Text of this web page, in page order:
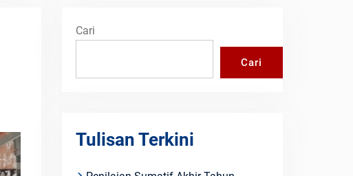
Cari
Cari
Tulisan Terkini